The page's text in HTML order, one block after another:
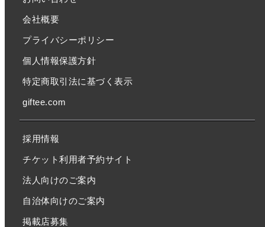
会社概要
プライバシーポリシー
個人情報保護方針
特定商取引法に基づく表示
giftee.com
採用情報
チケット利用者予約サイト
法人向けのご案内
自治体向けのご案内
掲載店募集